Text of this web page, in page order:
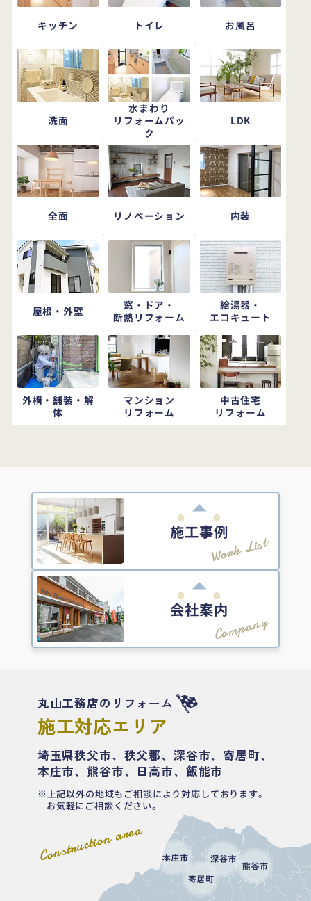
キッチン トイレ お風呂
洗面
水まわり
リフォームパッ
ク
LDK
全面 リノベーション 内装
屋根・外壁
窓・ドア・
断熱リフォーム
給湯器・
エコキュート
外構・舗装・解
体
マンション
リフォーム
中古住宅
リフォーム
施工事例
Work List
会社案内
Company
Construction area
丸山工務店のリフォーム
施工対応エリア
埼玉県秩父市、秩父郡、深谷市、寄居町、
本庄市、熊谷市、日高市、飯能市
上記以外の地域もご相談により対応しております。
お気軽にご相談ください。